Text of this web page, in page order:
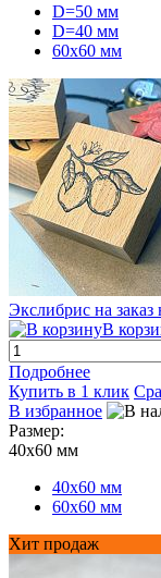
D=50 мм
D=40 мм
60х60 мм
Экслибрис на заказ
В
Подробнее
Купить в 1 клик
В избранное
Размер:
40х60 мм
40х60 мм
60х60 мм
Хит продаж